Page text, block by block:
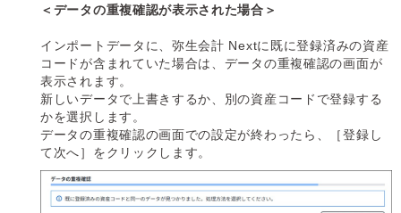
＜データの重複確認が表示された場合＞
インポートデータに、弥生会計 Nextに既に登録済みの資産
コードが含まれていた場合は、データの重複確認の画面が
表示されます。
新しいデータで上書きするか、別の資産コードで登録する
かを選択します。
データの重複確認の画面での設定が終わったら、［登録し
て次へ］をクリックします。